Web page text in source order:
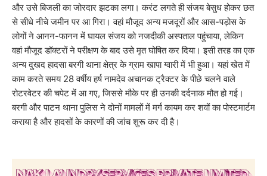
और उसे बिजली का जोरदार झटका लगा। करंट लगते ही संजय बेसुध होकर छत
से सीधे नीचे जमीन पर आ गिरा। वहां मौजूद अन्य मजदूरों और आस-पड़ोस के
लोगों ने आनन-फानन में घायल संजय को नजदीकी अस्पताल पहुंचाया, लेकिन
वहां मौजूद डॉक्टरों ने परीक्षण के बाद उसे मृत घोषित कर दिया। इसी तरह का एक
अन्य दुखद हादसा बरगी थाना क्षेत्र के ग्राम खापा ग्वारी में भी हुआ। यहां खेत में
काम करते समय 28 वर्षीय हर्ष नामदेव अचानक ट्रैक्टर के पीछे चलने वाले
रोटरवेटर की चपेट में आ गए, जिससे मौके पर ही उनकी दर्दनाक मौत हो गई।
बरगी और पाटन थाना पुलिस ने दोनों मामलों में मर्ग कायम कर शवों का पोस्टमार्टम
कराया है और हादसों के कारणों की जांच शुरू कर दी है।